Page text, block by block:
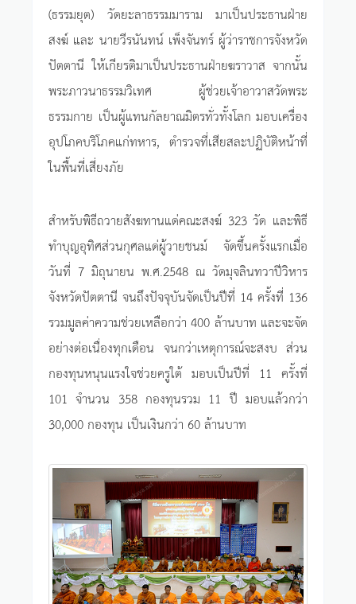
(ธรรมยุต) วัดยะลาธรรมมาราม มาเป็นประธานฝ่าย
สงฆ์ และ นายวีรนันทน์ เพ็งจันทร์ ผู้ว่าราชการจังหวัด
ปัตตานี ให้เกียรติมาเป็นประธานฝ่ายฆราวาส จากนั้น
พระภาวนาธรรมวิเทศ ผู้ช่วยเจ้าอาวาสวัดพระ
ธรรมกาย เป็นผู้แทนกัลยาณมิตรทั่วทั้งโลก มอบเครื่อง
อุปโภคบริโภคแก่ทหาร, ตำรวจที่เสียสละปฏิบัติหน้าที่
ในพื้นที่เสี่ยงภัย
สำหรับพิธีถวายสังฆทานแด่คณะสงฆ์ 323 วัด และพิธี
ทำบุญอุทิศส่วนกุศลแด่ผู้วายชนม์ จัดขึ้นครั้งแรกเมื่อ
วันที่ 7 มิถุนายน พ.ศ.2548 ณ วัดมุจลินทวาปีวิหาร
จังหวัดปัตตานี จนถึงปัจจุบันจัดเป็นปีที่ 14 ครั้งที่ 136
รวมมูลค่าความช่วยเหลือกว่า 400 ล้านบาท และจะจัด
อย่างต่อเนื่องทุกเดือน จนกว่าเหตุการณ์จะสงบ ส่วน
กองทุนหนุนแรงใจช่วยครูใต้ มอบเป็นปีที่ 11 ครั้งที่
101 จำนวน 358 กองทุนรวม 11 ปี มอบแล้วกว่า
30,000 กองทุน เป็นเงินกว่า 60 ล้านบาท